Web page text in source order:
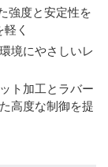
強度と安定性を
く
境にやさしいレ
ト加工とラバー
高度な制御を提